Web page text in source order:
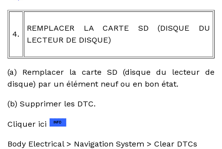
4.
REMPLACER LA CARTE SD (DISQUE DU
LECTEUR DE DISQUE)
(a) Remplacer la carte SD (disque du lecteur de
disque) par un élément neuf ou en bon état.
(b) Supprimer les DTC.
Cliquer ici
Body Electrical > Navigation System > Clear DTCs